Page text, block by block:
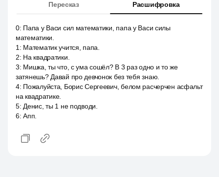
Пересказ Расшифровка
0: Папа у Васи сил математики, папа у Васи силы
математики.
1 : Математик учится, папа.
2: На квадратики.
3: Мишка, ты что, с ума сошёл? В 3 раз одно и то же
затянешь? Давай про девчонок без тебя знаю.
4: Пожалуйста, Борис Сергеевич, белом расчерчен асфальт
на квадратике.
5: Денис, ты 1 не подводи.
6:Апп.